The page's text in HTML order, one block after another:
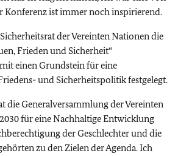
Konferenz ist immer noch inspirierend.
der Vereinten Nationen die
Frieden und Sicherheit“
einen Grundstein für eine
und Sicherheitspolitik festgelegt.
die Generalversammlung der Vereinten
für eine Nachhaltige Entwicklung
der Geschlechter und die
zu den Zielen der Agenda. Ich